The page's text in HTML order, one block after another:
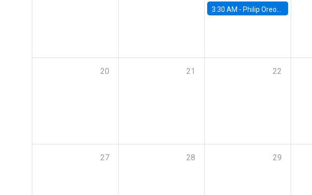
3:30 AM - Philip Oreopolous, University of Toronto
20 21 22
27 28 29